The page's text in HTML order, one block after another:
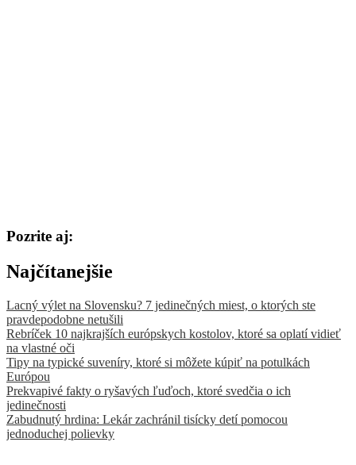
Pozrite aj:
Najčítanejšie
Lacný výlet na Slovensku? 7 jedinečných miest, o ktorých ste
pravdepodobne netušili
Rebríček 10 najkrajších európskych kostolov, ktoré sa oplatí vidieť
na vlastné oči
Tipy na typické suveníry, ktoré si môžete kúpiť na potulkách
Európou
Prekvapivé fakty o ryšavých ľuďoch, ktoré svedčia o ich
jedinečnosti
Zabudnutý hrdina: Lekár zachránil tisícky detí pomocou
jednoduchej polievky